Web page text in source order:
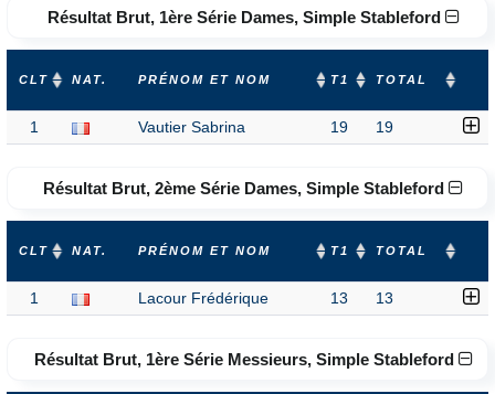
Résultat Brut, 1ère Série Dames, Simple Stableford
CLT NAT. PRÉNOM ET NOM T1 TOTAL
1 Vautier Sabrina 19 19
Résultat Brut, 2ème Série Dames, Simple Stableford
CLT NAT. PRÉNOM ET NOM T1 TOTAL
1 Lacour Frédérique 13 13
Résultat Brut, 1ère Série Messieurs, Simple Stableford